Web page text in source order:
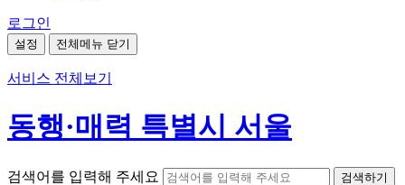
로그인
설정 전체메뉴 닫기
서비스 전체보기
동행·매력 특별시 서울
검색어를 입력해 주세요 검색하기